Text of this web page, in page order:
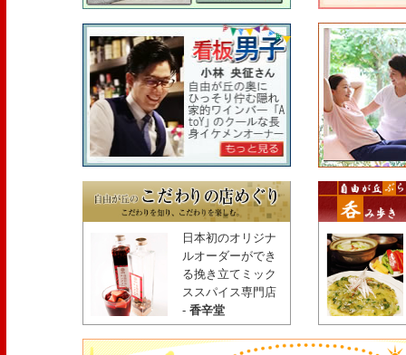
日本初のオリジナ
ルオーダーができ
る挽き立てミック
ススパイス専門店
- 香辛堂